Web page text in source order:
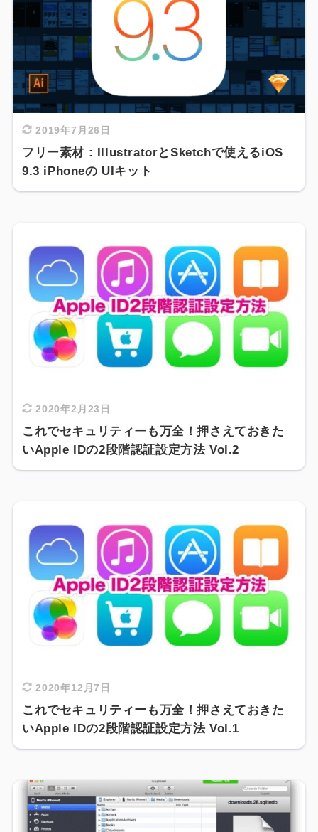
2019年7月26日
フリー素材 : IllustratorとSketchで使えるiOS
9.3 iPhoneの UIキット
2020年2月23日
これでセキュリティーも万全！押さえておきた
いApple IDの2段階認証設定方法 Vol.2
2020年12月7日
これでセキュリティーも万全！押さえておきた
いApple IDの2段階認証設定方法 Vol.1